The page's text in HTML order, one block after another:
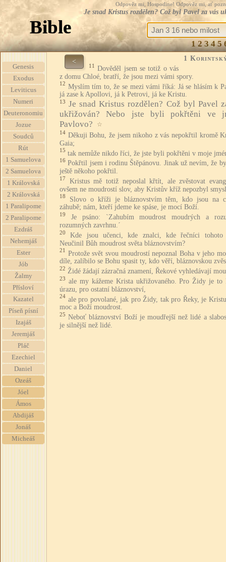
Odpověz mi, Hospodine! Odpověz mi, ať
Je snad Kristus rozdělen? Což byl Pavel za
Bible
1 2 3 4 5
Genesis
Exodus
Leviticus
Numeri
Deuteronomiu
Jozue
Soudců
Rút
1 Samuelova
2 Samuelova
1 Královská
2 Královská
1 Paralipome
2 Paralipome
Ezdráš
Nehemjáš
Ester
Jób
Žalmy
Přísloví
Kazatel
Píseň písní
Izajáš
Jeremjáš
Pláč
Ezechiel
Daniel
Ozeáš
Jóel
Ámos
Abdijáš
Jonáš
Micheáš
< 1
11
Dověděl jsem se totiž o vás
z domu Chloé, bratří, že jsou mezi vámi spory.
12 Myslím tím to, že se mezi vámi říká: Já se hlásím k
já zase k Apollovi, já k Petrovi, já ke Kristu.
13 Je snad Kristus rozdělen? Což byl Pavel
ukřižován? Nebo jste byli pokřtěni ve
Pavlovo?
☆
14 Děkuji Bohu, že jsem nikoho z vás nepokřtil kromě
Gaia;
15 tak nemůže nikdo říci, že jste byli pokřtěni v moje
16 Pokřtil jsem i rodinu Štěpánovu. Jinak už nevím, že
ještě někoho pokřtil.
17
Kristus mě totiž neposlal křtít, ale zvěstovat
ovšem ne moudrostí slov, aby Kristův kříž nepozbyl
18
Slovo o kříži je bláznovstvím těm, kdo jsou na
záhubě; nám, kteří jdeme ke spáse, je mocí Boží.
19
Je psáno: `Zahubím moudrost moudrých a
rozumných zavrhnu.´
20
Kde jsou učenci, kde znalci, kde řečníci tohoto
Neučinil Bůh moudrost světa bláznovstvím?
21 Protože svět svou moudrostí nepoznal Boha v jeho
díle, zalíbilo se Bohu spasit ty, kdo věří, bláznovskou
22 Židé žádají zázračná znamení, Řekové vyhledávají
23 ale my kážeme Krista ukřižovaného. Pro Židy je to
úrazu, pro ostatní bláznovství,
24 ale pro povolané, jak pro Židy, tak pro Řeky, je
moc a Boží moudrost.
25 Neboť bláznovství Boží je moudřejší než lidé a
je silnější než lidé.